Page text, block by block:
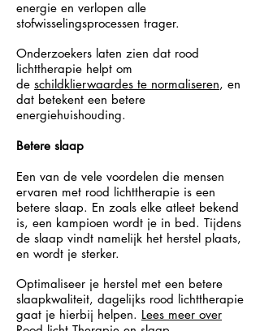
energie en verlopen alle
stofwisselingsprocessen trager.
Onderzoekers laten zien dat rood
lichttherapie helpt om
de schildklierwaardes te normaliseren, en
dat betekent een betere
energiehuishouding.
Betere slaap
Een van de vele voordelen die mensen
ervaren met rood lichttherapie is een
betere slaap. En zoals elke atleet bekend
is, een kampioen wordt je in bed. Tijdens
de slaap vindt namelijk het herstel plaats,
en wordt je sterker.
Optimaliseer je herstel met een betere
slaapkwaliteit, dagelijks rood lichttherapie
gaat je hierbij helpen. Lees meer over